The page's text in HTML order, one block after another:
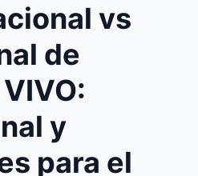
vs
de
y
para el